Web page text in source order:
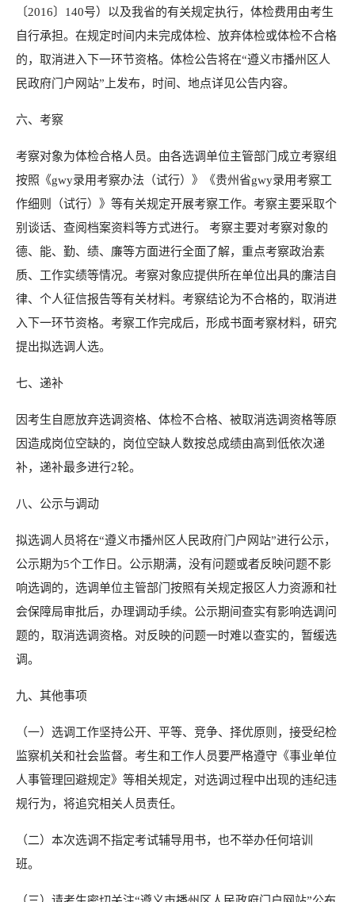
〔2016〕140号）以及我省的有关规定执行，体检费用由考生
自行承担。在规定时间内未完成体检、放弃体检或体检不合格
的，取消进入下一环节资格。体检公告将在“遵义市播州区人
民政府门户网站”上发布，时间、地点详见公告内容。
六、考察
考察对象为体检合格人员。由各选调单位主管部门成立考察组
按照《gwy录用考察办法（试行）》《贵州省gwy录用考察工
作细则（试行）》等有关规定开展考察工作。考察主要采取个
别谈话、查阅档案资料等方式进行。 考察主要对考察对象的
德、能、勤、绩、廉等方面进行全面了解，重点考察政治素
质、工作实绩等情况。考察对象应提供所在单位出具的廉洁自
律、个人征信报告等有关材料。考察结论为不合格的，取消进
入下一环节资格。考察工作完成后，形成书面考察材料，研究
提出拟选调人选。
七、递补
因考生自愿放弃选调资格、体检不合格、被取消选调资格等原
因造成岗位空缺的，岗位空缺人数按总成绩由高到低依次递
补，递补最多进行2轮。
八、公示与调动
拟选调人员将在“遵义市播州区人民政府门户网站”进行公示，
公示期为5个工作日。公示期满，没有问题或者反映问题不影
响选调的，选调单位主管部门按照有关规定报区人力资源和社
会保障局审批后，办理调动手续。公示期间查实有影响选调问
题的，取消选调资格。对反映的问题一时难以查实的，暂缓选
调。
九、其他事项
（一）选调工作坚持公开、平等、竞争、择优原则，接受纪检
监察机关和社会监督。考生和工作人员要严格遵守《事业单位
人事管理回避规定》等相关规定，对选调过程中出现的违纪违
规行为，将追究相关人员责任。
（二）本次选调不指定考试辅导用书，也不举办任何培训
班。